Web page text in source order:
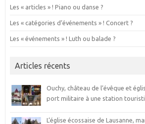
Les « articles » ! Piano ou danse ?
Les « catégories d’événements » ! Concert ?
Les « événements » ! Luth ou balade ?
Articles récents
Ouchy, château de l’évêque et
port militaire à une station
L’église écossaise de Lausanne,